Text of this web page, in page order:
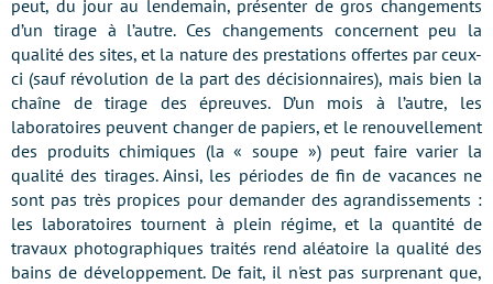
peut, du jour au lendemain, présenter de gros changements
d’un tirage à l’autre. Ces changements concernent peu la
qualité des sites, et la nature des prestations offertes par ceux-
ci (sauf révolution de la part des décisionnaires), mais bien la
chaîne de tirage des épreuves. D’un mois à l’autre, les
laboratoires peuvent changer de papiers, et le renouvellement
des produits chimiques (la « soupe ») peut faire varier la
qualité des tirages. Ainsi, les périodes de fin de vacances ne
sont pas très propices pour demander des agrandissements :
les laboratoires tournent à plein régime, et la quantité de
travaux photographiques traités rend aléatoire la qualité des
bains de développement. De fait, il n'est pas surprenant que,